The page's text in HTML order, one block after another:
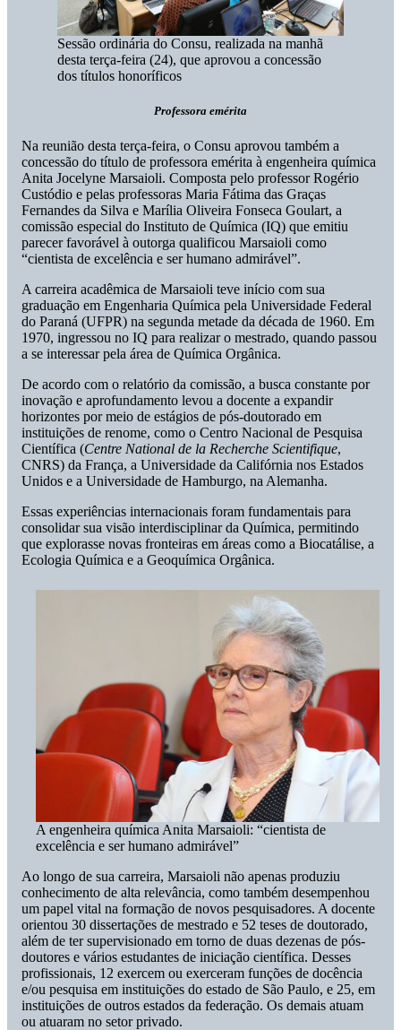
Sessão ordinária do Consu, realizada na manhã
desta terça-feira (24), que aprovou a concessão
dos títulos honoríficos
Professora emérita
Na reunião desta terça-feira, o Consu aprovou também a
concessão do título de professora emérita à engenheira química
Anita Jocelyne Marsaioli. Composta pelo professor Rogério
Custódio e pelas professoras Maria Fátima das Graças
Fernandes da Silva e Marília Oliveira Fonseca Goulart, a
comissão especial do Instituto de Química (IQ) que emitiu
parecer favorável à outorga qualificou Marsaioli como
“cientista de excelência e ser humano admirável”.
A carreira acadêmica de Marsaioli teve início com sua
graduação em Engenharia Química pela Universidade Federal
do Paraná (UFPR) na segunda metade da década de 1960. Em
1970, ingressou no IQ para realizar o mestrado, quando passou
a se interessar pela área de Química Orgânica.
De acordo com o relatório da comissão, a busca constante por
inovação e aprofundamento levou a docente a expandir
horizontes por meio de estágios de pós-doutorado em
instituições de renome, como o Centro Nacional de Pesquisa
Científica (Centre National de la Recherche Scientifique,
CNRS) da França, a Universidade da Califórnia nos Estados
Unidos e a Universidade de Hamburgo, na Alemanha.
Essas experiências internacionais foram fundamentais para
consolidar sua visão interdisciplinar da Química, permitindo
que explorasse novas fronteiras em áreas como a Biocatálise, a
Ecologia Química e a Geoquímica Orgânica.
A engenheira química Anita Marsaioli: “cientista de
excelência e ser humano admirável”
Ao longo de sua carreira, Marsaioli não apenas produziu
conhecimento de alta relevância, como também desempenhou
um papel vital na formação de novos pesquisadores. A docente
orientou 30 dissertações de mestrado e 52 teses de doutorado,
além de ter supervisionado em torno de duas dezenas de pós-
doutores e vários estudantes de iniciação científica. Desses
profissionais, 12 exercem ou exerceram funções de docência
e/ou pesquisa em instituições do estado de São Paulo, e 25, em
instituições de outros estados da federação. Os demais atuam
ou atuaram no setor privado.